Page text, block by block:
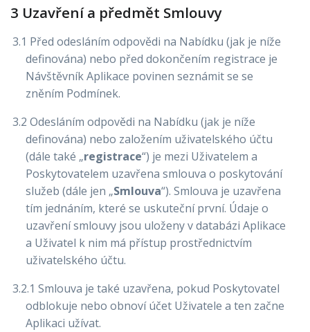
3 Uzavření a předmět Smlouvy
3.1 Před odesláním odpovědi na Nabídku (jak je níže
definována) nebo před dokončením registrace je
Návštěvník Aplikace povinen seznámit se se
zněním Podmínek.
3.2 Odesláním odpovědi na Nabídku (jak je níže
definována) nebo založením uživatelského účtu
(dále také „registrace“) je mezi Uživatelem a
Poskytovatelem uzavřena smlouva o poskytování
služeb (dále jen „Smlouva“). Smlouva je uzavřena
tím jednáním, které se uskuteční první. Údaje o
uzavření smlouvy jsou uloženy v databázi Aplikace
a Uživatel k nim má přístup prostřednictvím
uživatelského účtu.
3.2.1 Smlouva je také uzavřena, pokud Poskytovatel
odblokuje nebo obnoví účet Uživatele a ten začne
Aplikaci užívat.